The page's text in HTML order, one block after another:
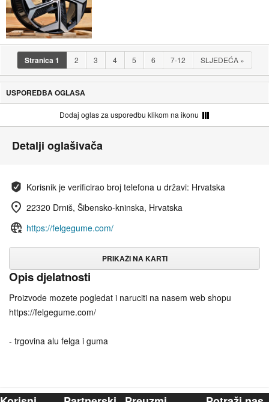
Stranica1 2 3 4 5 6 7-12 SLJEDEĆA »
USPOREDBA OGLASA
Dodaj oglas za usporedbu klikom na ikonu
Detalji oglašivača
Korisnik je verificirao broj telefona u državi: Hrvatska
22320 Drniš, Šibensko-kninska, Hrvatska
https://felgegume.com/
PRIKAŽI NA KARTI
Opis djelatnosti
Proizvode mozete pogledat i naruciti na nasem web shopu
https://felgegume.com/
- trgovina alu felga i guma